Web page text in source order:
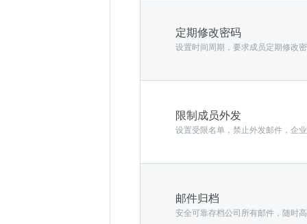
定期修改密码
设置时间周期，要求成员定期修改
限制成员外发
设置受限名单，禁止外发邮件，企
邮件归档
安全可靠存档公司所有邮件，随时